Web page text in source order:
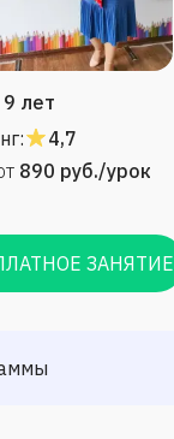
9 лет
4,7
890 руб./урок
ЗАНЯТИЕ